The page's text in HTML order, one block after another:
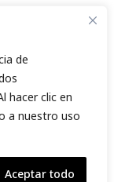
de
hacer clic en
a nuestro uso
Aceptar todo